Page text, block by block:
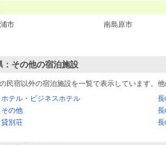
市 南島原市
：その他の宿泊施設
民宿以外の宿泊施設を一覧で表示しています。他
テル・ビジネスホテル
の他
長
別荘